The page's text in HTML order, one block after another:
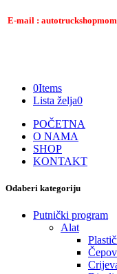
E-mail :
0Items
Lista želja0
POČETNA
O NAMA
SHOP
KONTAKT
Odaberi kategoriju
Putnički program
Alat